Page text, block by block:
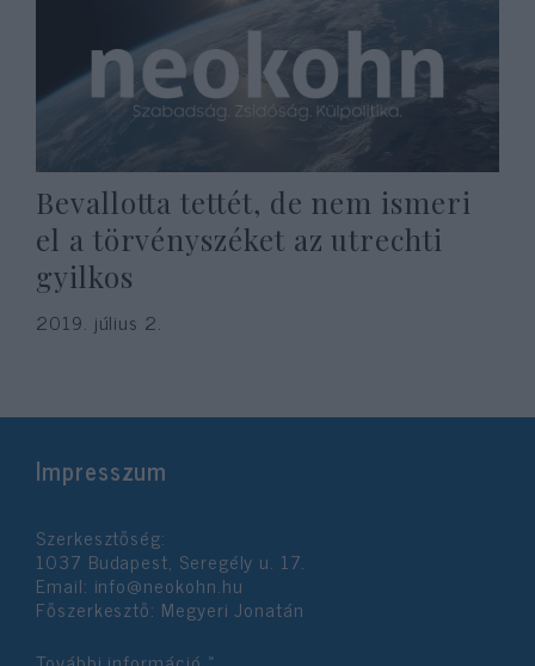
Bevallotta tettét, de nem ismeri
el a törvényszéket az utrechti
gyilkos
2019. július 2.
Impresszum
Szerkesztőség:
1037 Budapest, Seregély u. 17.
Email: info@neokohn.hu
Főszerkesztő: Megyeri Jonatán